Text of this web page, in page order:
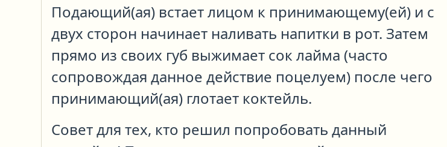
Подающий(ая) встает лицом к принимающему(ей) и с
двух сторон начинает наливать напитки в рот. Затем
прямо из своих губ выжимает сок лайма (часто
сопровождая данное действие поцелуем) после чего
принимающий(ая) глотает коктейль.
Совет для тех, кто решил попробовать данный